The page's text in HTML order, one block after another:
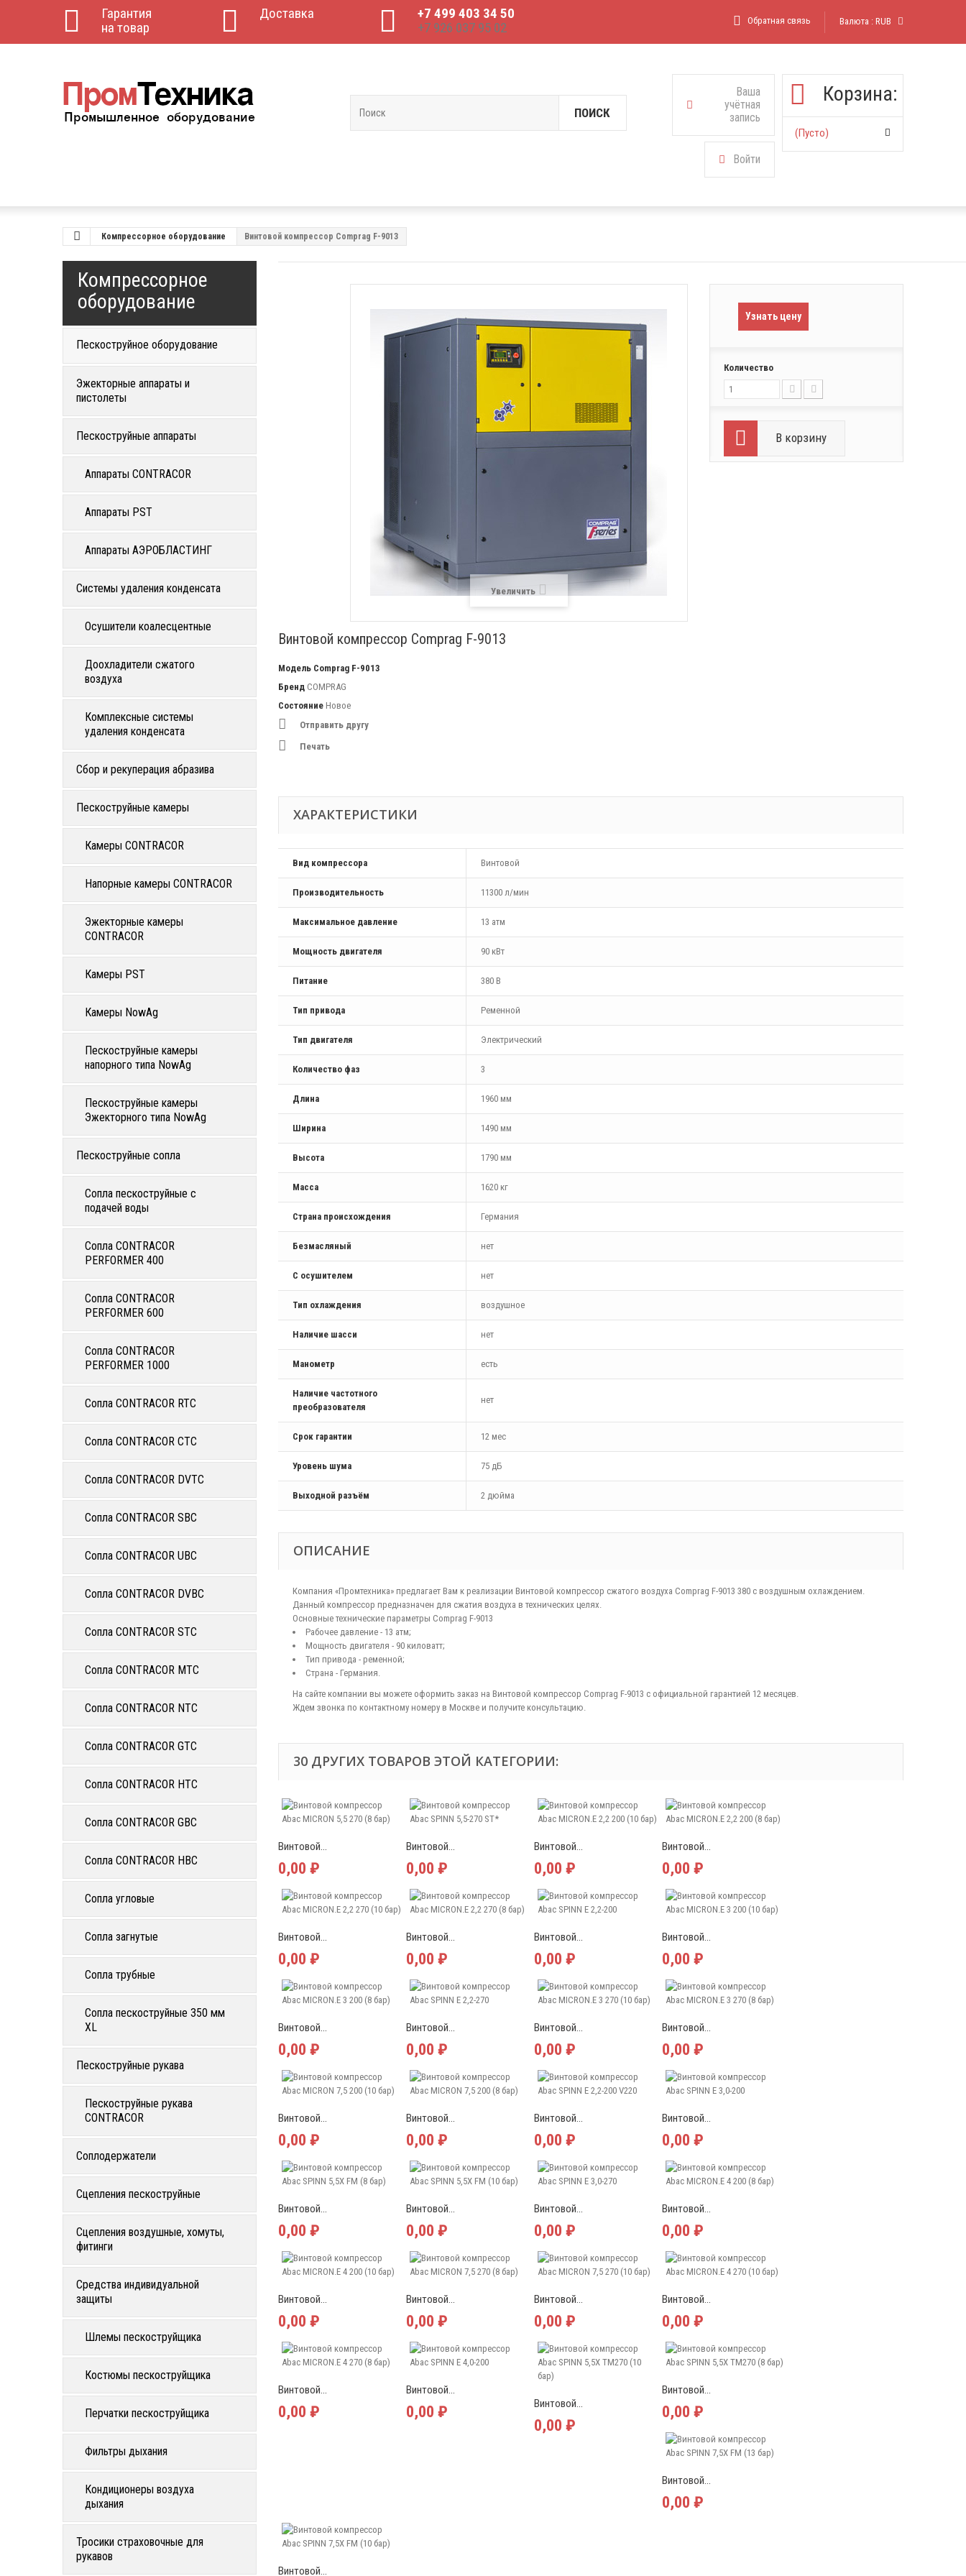
Гарантия
на товар
Доставка
+7 499 403 34 50
+7 926 037 95 02
Валюта : RUB
Обратная связь
Корзина:
(пусто)
Ваша
учётная
запись
Войти
ПОИСК
Компрессорное оборудование Винтовой компрессор Comprag F-9013
Компрессорное
оборудование
Пескоструйное оборудование
Эжекторные аппараты и
пистолеты
Пескоструйные аппараты
Аппараты CONTRACOR
Аппараты PST
Аппараты АЭРОБЛАСТИНГ
Системы удаления конденсата
Осушители коалесцентные
Доохладители сжатого
воздуха
Комплексные системы
удаления конденсата
Сбор и рекуперация абразива
Пескоструйные камеры
Камеры CONTRACOR
Напорные камеры CONTRACOR
Эжекторные камеры
CONTRACOR
Камеры PST
Камеры NowAg
Пескоструйные камеры
напорного типа NowAg
Пескоструйные камеры
Эжекторного типа NowAg
Пескоструйные сопла
Сопла пескоструйные с
подачей воды
Сопла CONTRACOR
PERFORMER 400
Сопла CONTRACOR
PERFORMER 600
Сопла CONTRACOR
PERFORMER 1000
Сопла CONTRACOR RTC
Сопла CONTRACOR CTC
Сопла CONTRACOR DVTC
Сопла CONTRACOR SBC
Сопла CONTRACOR UBC
Сопла CONTRACOR DVBC
Сопла CONTRACOR STC
Сопла CONTRACOR MTC
Сопла CONTRACOR NTC
Сопла CONTRACOR GTC
Сопла CONTRACOR HTC
Сопла CONTRACOR GBC
Сопла CONTRACOR HBC
Сопла угловые
Сопла загнутые
Сопла трубные
Сопла пескоструйные 350 мм
XL
Пескоструйные рукава
Пескоструйные рукава
CONTRACOR
Соплодержатели
Сцепления пескоструйные
Сцепления воздушные, хомуты,
фитинги
Средства индивидуальной
защиты
Шлемы пескоструйщика
Костюмы пескоструйщика
Перчатки пескоструйщика
Фильтры дыхания
Кондиционеры воздуха
дыхания
Тросики страховочные для
рукавов
Увеличить
Винтовой компрессор Comprag F-9013
Модель Comprag F-9013
Бренд COMPRAG
Состояние Новое
Отправить другу
Печать
Узнать цену
Количество
В корзину
ХАРАКТЕРИСТИКИ
Вид компрессора Винтовой
Производительность 11300 л/мин
Максимальное давление 13 атм
Мощность двигателя 90 кВт
Питание 380 В
Тип привода Ременной
Тип двигателя Электрический
Количество фаз 3
Длина 1960 мм
Ширина 1490 мм
Высота 1790 мм
Масса 1620 кг
Страна происхождения Германия
Безмасляный нет
С осушителем нет
Тип охлаждения воздушное
Наличие шасси нет
Манометр есть
Наличие частотного
преобразователя
нет
Срок гарантии 12 мес
Уровень шума 75 дБ
Выходной разъём 2 дюйма
ОПИСАНИЕ
Компания «Промтехника» предлагает Вам к реализации Винтовой компрессор сжатого воздуха Comprag F-9013 380 с воздушным охлаждением.
Данный компрессор предназначен для сжатия воздуха в технических целях.
Основные технические параметры Comprag F-9013
Рабочее давление - 13 атм;
Мощность двигателя - 90 киловатт;
Тип привода - ременной;
Страна - Германия.
На сайте компании вы можете оформить заказ на Винтовой компрессор Comprag F-9013 с официальной гарантией 12 месяцев.
Ждем звонка по контактному номеру в Москве и получите консультацию.
30 ДРУГИХ ТОВАРОВ ЭТОЙ КАТЕГОРИИ:
Винтовой...
0,00 ₽
Винтовой...
0,00 ₽
Винтовой...
0,00 ₽
Винтовой...
0,00 ₽
Винтовой...
0,00 ₽
Винтовой...
0,00 ₽
Винтовой...
0,00 ₽
Винтовой...
0,00 ₽
Винтовой...
0,00 ₽
Винтовой...
0,00 ₽
Винтовой...
0,00 ₽
Винтовой...
0,00 ₽
Винтовой...
0,00 ₽
Винтовой...
0,00 ₽
Винтовой...
0,00 ₽
Винтовой...
0,00 ₽
Винтовой...
0,00 ₽
Винтовой...
0,00 ₽
Винтовой...
0,00 ₽
Винтовой...
0,00 ₽
Винтовой...
0,00 ₽
Винтовой...
0,00 ₽
Винтовой...
0,00 ₽
Винтовой...
0,00 ₽
Винтовой...
0,00 ₽
Винтовой...
0,00 ₽ Винтовой...
0,00 ₽
Винтовой...
0,00 ₽
Винтовой...
0,00 ₽
Винтовой...